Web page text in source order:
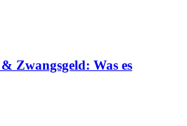
Zwangsgeld: Was es